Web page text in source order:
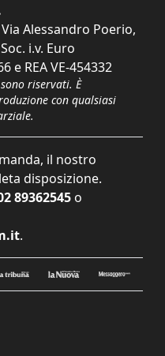
Alessandro Poerio,
i.v. Euro
e REA VE-454332
riservati. È
con qualsiasi
il nostro
disposizione.
89362545 o
.